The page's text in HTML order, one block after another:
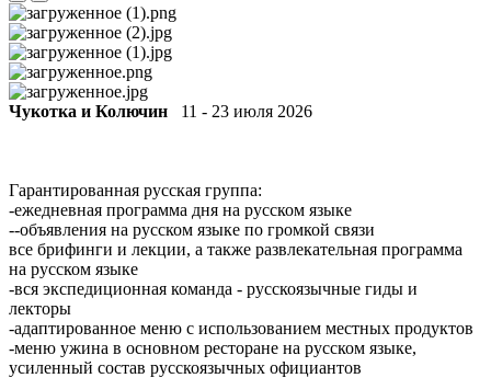
Чукотка и Колючин 11 - 23 июля 2026
Гарантированная русская группа:
-ежедневная программа дня на русском языке
--объявления на русском языке по громкой связи
все брифинги и лекции, а также развлекательная программа
на русском языке
-вся экспедиционная команда - русскоязычные гиды и
лекторы
-адаптированное меню с использованием местных продуктов
-меню ужина в основном ресторане на русском языке,
усиленный состав русскоязычных официантов